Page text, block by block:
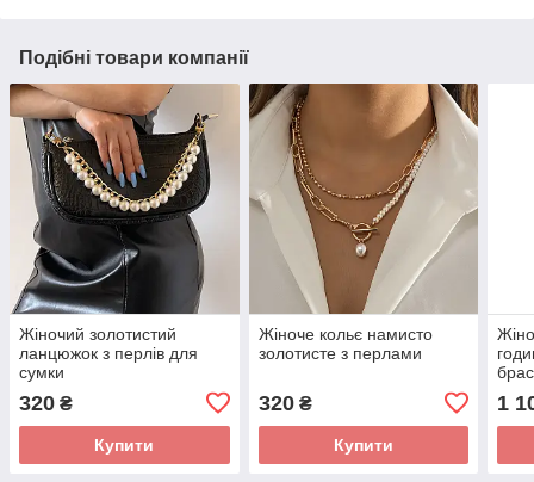
Подібні товари компанії
Жіночий золотистий
ланцюжок з перлів для
сумки
320 ₴
Купити
Жіноче кольє намисто
золотисте з перлами
320₴
Купити
1